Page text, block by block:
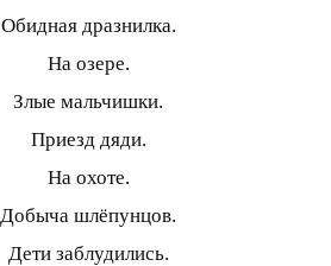
Обидная дразнилка.
На озере.
Злые мальчишки.
Приезд дяди.
На охоте.
Добыча шлёпунцов.
Дети заблудились.